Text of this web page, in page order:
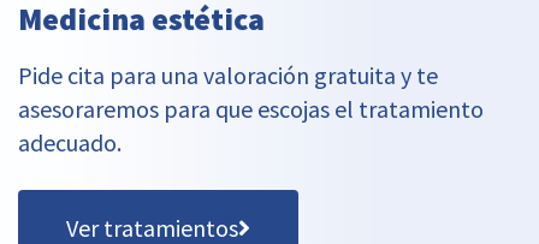
Medicina estética
Pide cita para una valoración gratuita y te
asesoraremos para que escojas el tratamiento
adecuado.
Ver tratamientos